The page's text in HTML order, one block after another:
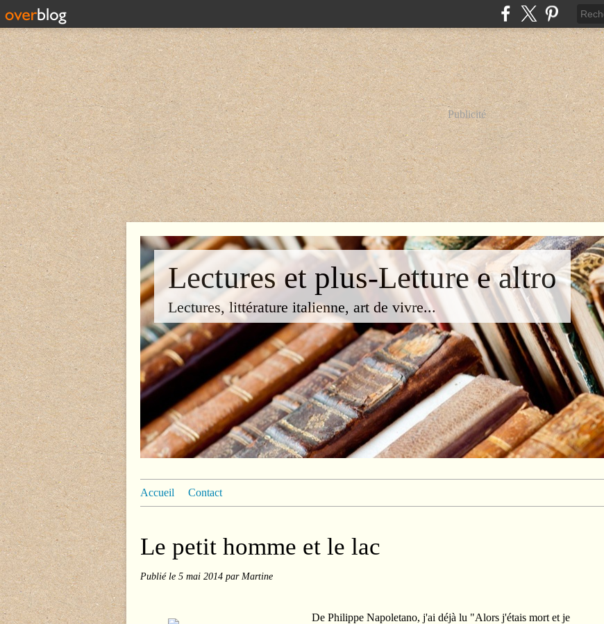
Publicité
Lectures et plus-Letture e altro
Lectures, littérature italienne, art de vivre...
Accueil Contact
Le petit homme et le lac
Publié le 5 mai 2014 par Martine
De Philippe Napoletano, j'ai déjà lu "Alors j'étais mort et je